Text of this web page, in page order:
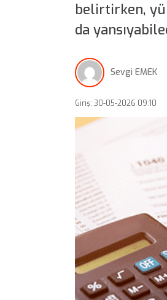
belirtirken,
da
Sevgi EMEK
Giriş: 30-05-2026 09:10